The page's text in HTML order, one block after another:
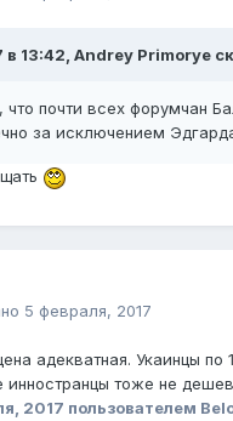
13:42, Andrey Primorye
почти всех форумчан
за исключением
5 февраля, 2017
адекватная. Укаинцы по
инностранцы тоже не
2017 пользователем